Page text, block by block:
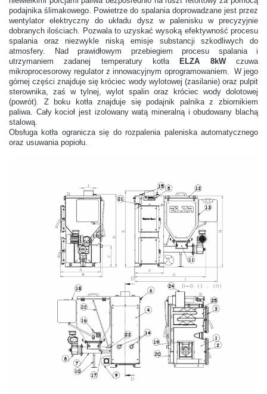
podajnika ślimakowego. Powietrze do spalania doprowadzane jest przez
wentylator elektryczny do układu dysz w palenisku w precyzyjnie
dobranych ilościach. Pozwala to uzyskać wysoką efektywność procesu
spalania oraz niezwykle niską emisje substancji szkodliwych do
atmosfery. Nad prawidłowym przebiegiem procesu spalania i
utrzymaniem zadanej temperatury kotła
ELZA 8kWczuwa
mikroprocesorowy regulator z innowacyjnym oprogramowaniem. W jego
górnej części znajduje się króciec wody wylotowej (zasilanie) oraz pulpit
sterownika, zaś w tylnej, wylot spalin oraz króciec wody dolotowej
(powrót). Z boku kotła znajduje się podajnik palnika z zbiornikiem
paliwa. Cały kocioł jest izolowany watą mineralną i obudowany blachą
stalową.
Obsługa kotła ogranicza się do rozpalenia paleniska automatycznego
oraz usuwania popiołu.